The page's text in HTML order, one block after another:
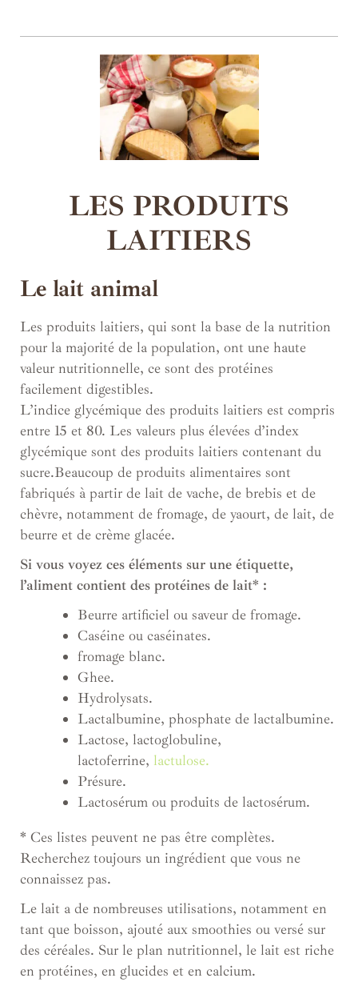
LES PRODUITS
LAITIERS
Le lait animal
Les produits laitiers, qui sont la base de la nutrition
pour la majorité de la population, ont une haute
valeur nutritionnelle, ce sont des protéines
facilement digestibles.
L’indice glycémique des produits laitiers est compris
entre 15 et 80. Les valeurs plus élevées d’index
glycémique sont des produits laitiers contenant du
sucre.Beaucoup de produits alimentaires sont
fabriqués à partir de lait de vache, de brebis et de
chèvre, notamment de fromage, de yaourt, de lait, de
beurre et de crème glacée.
Si vous voyez ces éléments sur une étiquette,
l’aliment contient des protéines de lait* :
Beurre artificiel ou saveur de fromage.
Caséine ou caséinates.
fromage blanc.
Ghee.
Hydrolysats.
Lactalbumine, phosphate de lactalbumine.
Lactose, lactoglobuline,
lactoferrine, lactulose.
Présure.
Lactosérum ou produits de lactosérum.
* Ces listes peuvent ne pas être complètes.
Recherchez toujours un ingrédient que vous ne
connaissez pas.
Le lait a de nombreuses utilisations, notamment en
tant que boisson, ajouté aux smoothies ou versé sur
des céréales. Sur le plan nutritionnel, le lait est riche
en protéines, en glucides et en calcium.